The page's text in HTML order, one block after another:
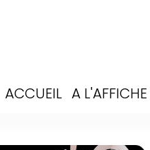
ACCUEIL A L'AFFICHE